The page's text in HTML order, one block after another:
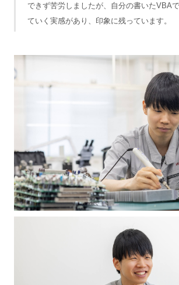
できず苦労しましたが、自分の書いたVBA
ていく実感があり、印象に残っています。